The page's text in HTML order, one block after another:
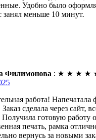
Удобно было
занял меньше 10 минут.
Филимонова : ★ ★ ★ ★
работа! Напечатала
сделала через сайт,
Получила готовую работу
печать, рамка
вернусь за новыми